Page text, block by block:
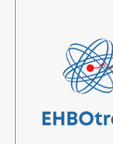
Deze
optie
kan
gekozen
worden
op